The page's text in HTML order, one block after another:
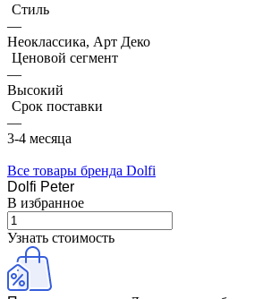
Стиль
—
Неоклассика, Арт Деко
Ценовой сегмент
—
Высокий
Срок поставки
—
3-4 месяца
Все товары бренда Dolfi
Dolfi Peter
В избранное
Узнать стоимость